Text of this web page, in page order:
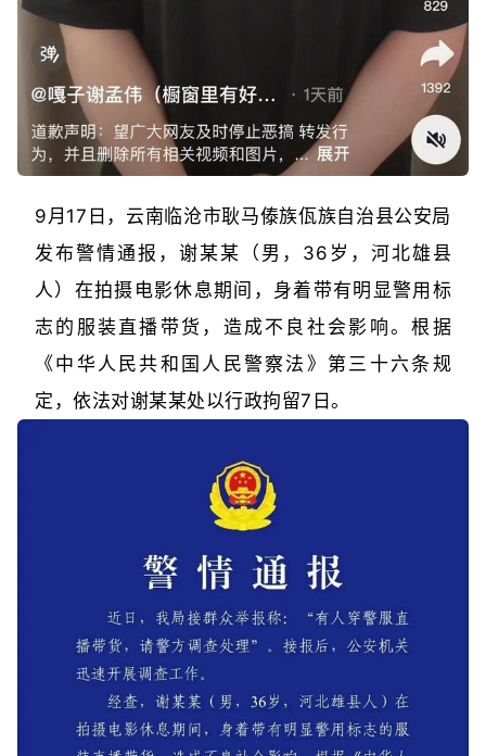
9月17日，云南临沧市耿马傣族佤族自治县公安局
发布警情通报，谢某某（男，36岁，河北雄县
人）在拍摄电影休息期间，身着带有明显警用标
志的服装直播带货，造成不良社会影响。根据
《中华人民共和国人民警察法》第三十六条规
定，依法对谢某某处以行政拘留7日。